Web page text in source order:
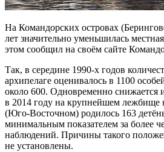
На Командорских островах
лет значительно уменьшилась
этом сообщил на своём сайте
Так, в середине 1990-х годов
архипелаге оценивалось в 1100
около 600. Одновременно снижается
в 2014 году на крупнейшем лежбище
(Юго-Восточном) родилось 163
минимальным показателем за более
наблюдений. Причины такого
не установлены.